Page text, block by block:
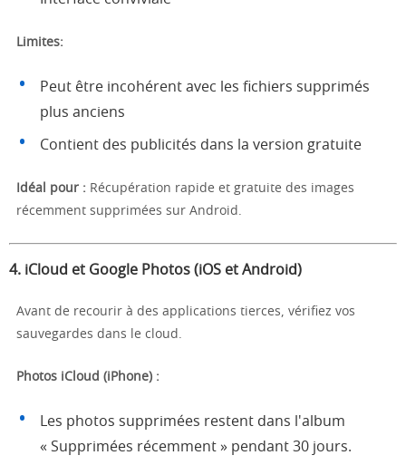
Limites:
Peut être incohérent avec les fichiers supprimés
plus anciens
Contient des publicités dans la version gratuite
Idéal pour : Récupération rapide et gratuite des images
récemment supprimées sur Android.
4. iCloud et Google Photos (iOS et Android)
Avant de recourir à des applications tierces, vérifiez vos
sauvegardes dans le cloud.
Photos iCloud (iPhone) :
Les photos supprimées restent dans l'album
« Supprimées récemment » pendant 30 jours.